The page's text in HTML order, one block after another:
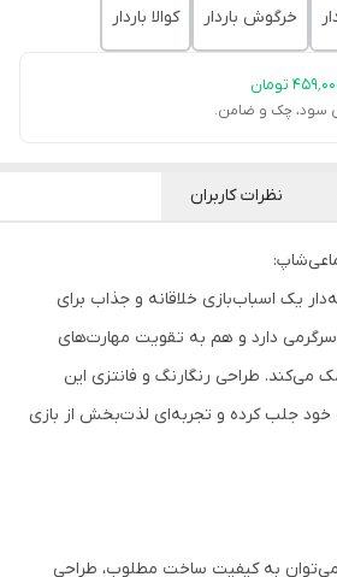
خرگوش باردار کوالا باردار
تومان
نظرات کاربران
یک اسباب‌بازی خلاقانه و جذاب برای
دارد و هم به تقویت مهارت‌های
می‌کند. طراحی رنگارنگ و فانتزی این
خود جلب کرده و تجربه‌ای لذت‌بخش از بازی
به کیفیت ساخت مطلوب، طراحی